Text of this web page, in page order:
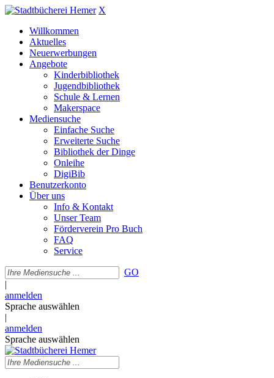
X
Willkommen
Aktuelles
Neuerwerbungen
Angebote
Kinderbibliothek
Jugendbibliothek
Schule & Lernen
Makerspace
Mediensuche
Einfache Suche
Erweiterte Suche
Bibliothek der Dinge
Onleihe
DigiBib
Benutzerkonto
Über uns
Info & Kontakt
Unser Team
Förderverein Pro Buch
FAQ
Service
GO
|
anmelden
Sprache auswählen
|
anmelden
Sprache auswählen